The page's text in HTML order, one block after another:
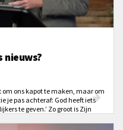
nieuws?
om ons kapot te maken, maar om
je pas achteraf: God heeft iets
te geven.’ Zo groot is Zijn